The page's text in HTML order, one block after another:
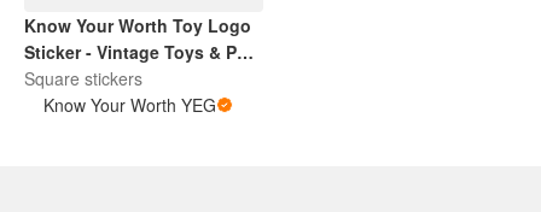
Know Your Worth Toy Logo
Sticker - Vintage Toys & Pop
Culture Collectibles |
Encouragement | Retro
Square stickers
Know Your Worth YEG